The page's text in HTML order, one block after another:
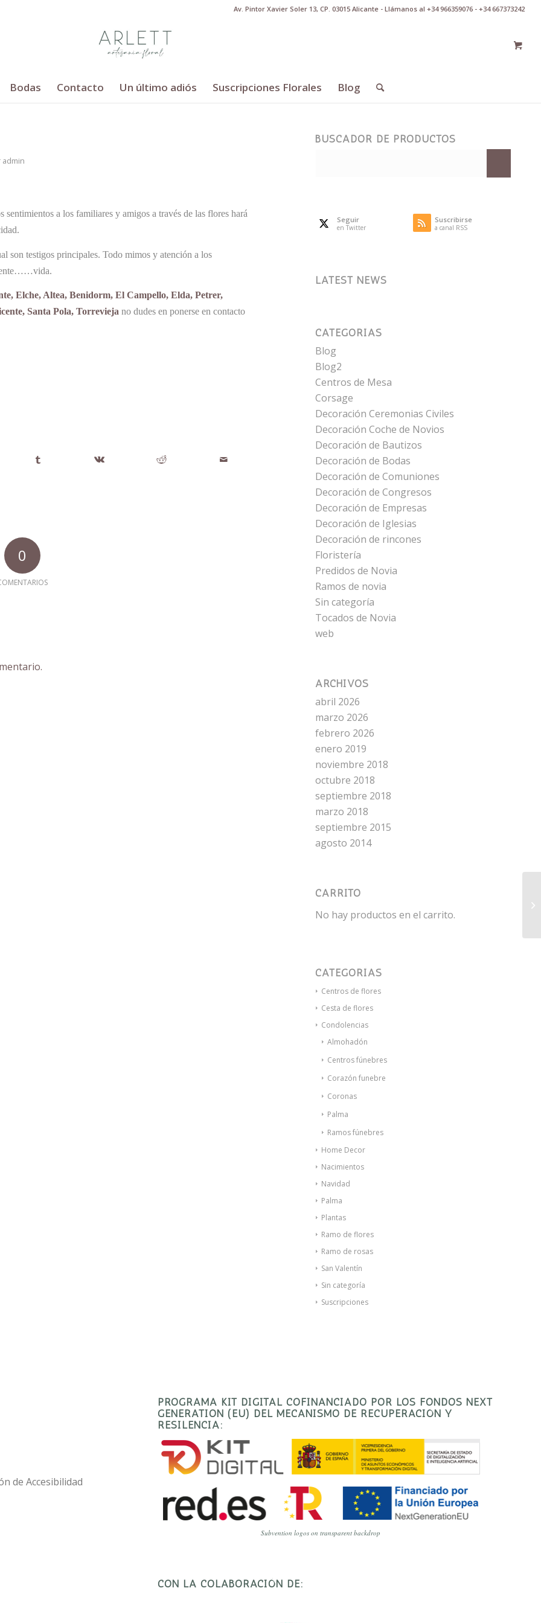
Av. Pintor Xavier Soler 13, CP. 03015 Alicante - Llámanos al +34 966359076 - +34 667373242
Bodas Contacto Un último adiós Suscripciones Florales Blog
admin
a los familiares y amigos a través de las flores hará
son testigos principales. Todo mimos y atención a los
Elche, Altea, Benidorm, El Campello, Elda, Petrer,
Santa Pola, Torrevieja no dudes en ponerse en contacto
0
BUSCADOR DE PRODUCTOS
Seguir
en Twitter
Suscribirse
a canal RSS
LATEST NEWS
CATEGORÍAS
Blog
Blog2
Centros de Mesa
Corsage
Decoración Ceremonias Civiles
Decoración Coche de Novios
Decoración de Bautizos
Decoración de Bodas
Decoración de Comuniones
Decoración de Congresos
Decoración de Empresas
Decoración de Iglesias
Decoración de rincones
Floristería
Predidos de Novia
Ramos de novia
Sin categoría
Tocados de Novia
web
ARCHIVOS
abril 2026
marzo 2026
febrero 2026
enero 2019
noviembre 2018
octubre 2018
septiembre 2018
marzo 2018
septiembre 2015
agosto 2014
CARRITO
No hay productos en el carrito.
CATEGORÍAS
Centros de flores
Cesta de flores
Condolencias
Almohadón
Centros fúnebres
Corazón funebre
Coronas
Palma
Ramos fúnebres
Home Decor
Nacimientos
Navidad
Palma
Plantas
Ramo de flores
Ramo de rosas
San Valentín
Sin categoría
Suscripciones
de Accesibilidad
PROGRAMA KIT DIGITAL COFINANCIADO POR LOS FONDOS NEXT
GENERATION (EU) DEL MECANISMO DE RECUPERACIÓN Y
RESILENCIA:
Subvention logos on transparent backdrop
CON LA COLABORACIÓN DE: